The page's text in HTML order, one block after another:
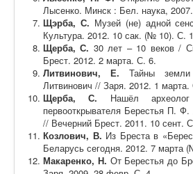
Лысенко. Минск : Бел. наука,
Щэрба, С. Музей (не) адной
Культура. 2012. 10 сак. (№ 10). С.
Щерба, С. 30 лет – 10 веков /
Брест. 2012. 2 марта. С. 6.
Литвинович, Е. Тайны земли
Литвинович // Заря. 2012. 1
Щерба, С. Нашёл
первооткрывателя Берестья П.
// Вечерний Брест. 2011. 10 сент.
Козлович, В. Из Бреста в
Беларусь сегодня. 2012. 7 марта
Макаренко, Н. От Берестья до